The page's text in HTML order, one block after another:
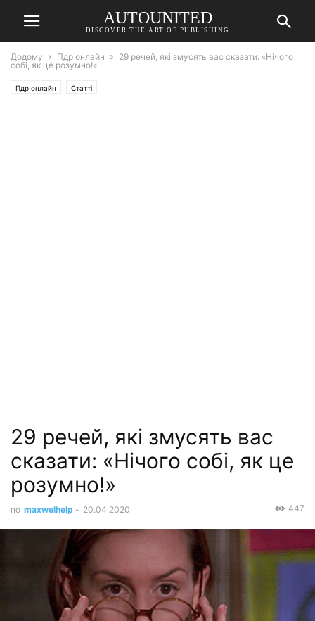
AUTOUNITED
DISCOVER THE ART OF PUBLISHING
Додому Пдр онлайн
29 речей, які змусять вас сказати: «Нічого
собі, як це розумно!»
Пдр онлайн Статті
29 речей, які змусять вас
сказати: «Нічого собі, як це
розумно!»
по maxwelhelp - 20.04.2020 447